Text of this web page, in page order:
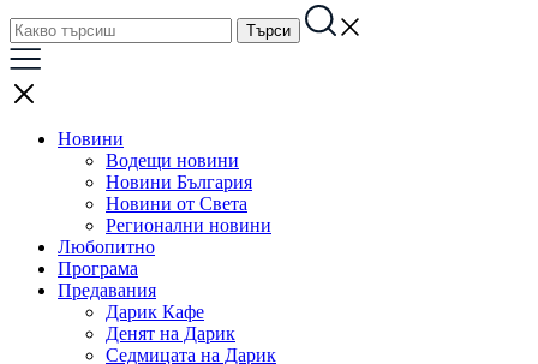
Новини
Водещи новини
Новини България
Новини от Света
Регионални новини
Любопитно
Програма
Предавания
Дарик Кафе
Денят на Дарик
Седмицата на Дарик